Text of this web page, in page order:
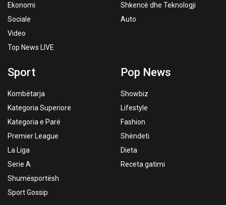
Ekonomi
Sociale
Video
Top News LIVE
Shkencë dhe Teknologji
Auto
Sport
Kombëtarja
Kategoria Superiore
Kategoria e Parë
Premier League
La Liga
Serie A
Shumësportësh
Sport Gossip
Pop News
Showbiz
Lifestyle
Fashion
Shëndeti
Dieta
Receta gatimi